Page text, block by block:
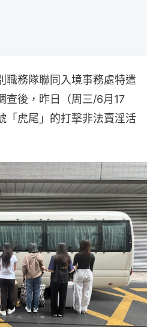
職務隊聯同入境事務處特遣
查後，昨日（周三/6月17
「虎尾」的打擊非法賣淫活